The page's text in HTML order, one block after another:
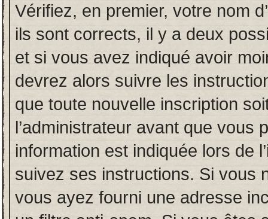
Vérifiez, en premier, votre nom
ils sont corrects, il y a deux
et si vous avez indiqué avoir
devrez alors suivre les
que toute nouvelle inscription
l’administrateur avant que vous
information est indiquée lors de
suivez ses instructions. Si vous
vous ayez fourni une adresse